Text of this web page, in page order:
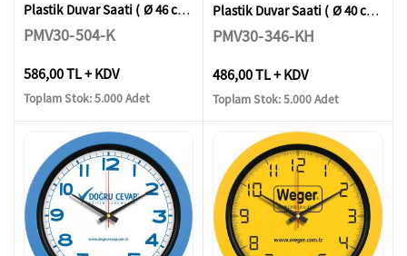
Plastik Duvar Saati ( Ø 46 cm )
PMV30-504-K
586,00 TL + KDV
Toplam Stok: 5.000 Adet
Plastik Duvar Saati ( Ø 40 cm )
PMV30-346-KH
486,00 TL + KDV
Toplam Stok: 5.000 Adet